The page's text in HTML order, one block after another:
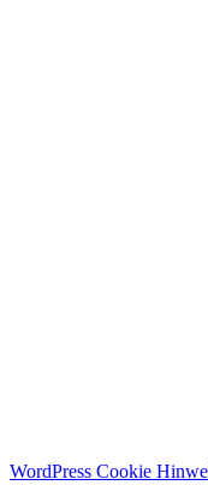
WordPress Cookie